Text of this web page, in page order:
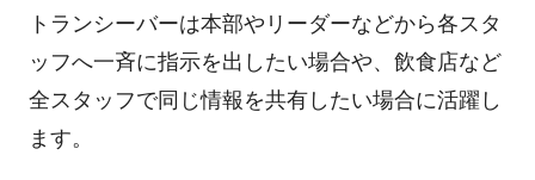
トランシーバーは本部やリーダーなどから各スタ
ッフへ一斉に指示を出したい場合や、飲食店など
全スタッフで同じ情報を共有したい場合に活躍し
ます。